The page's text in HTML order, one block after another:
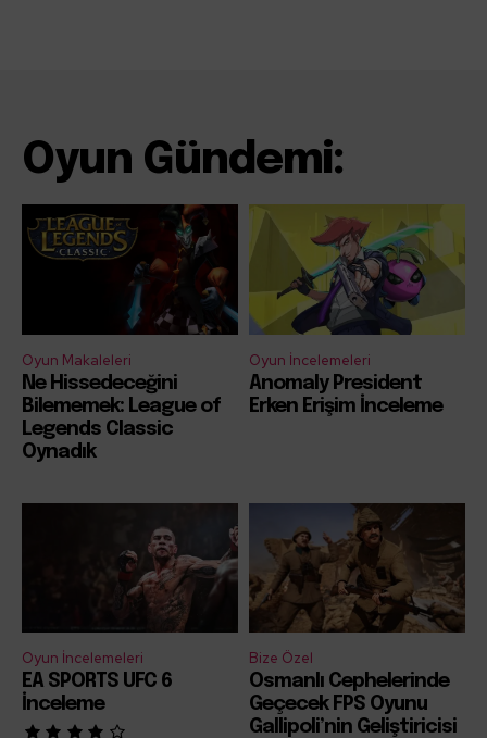
Oyun Gündemi:
Oyun Makaleleri
Ne Hissedeceğini
Bilememek: League of
Legends Classic
Oynadık
Oyun İncelemeleri
Anomaly President
Erken Erişim İnceleme
Oyun İncelemeleri
EA SPORTS UFC 6
İnceleme
Bize Özel
Osmanlı Cephelerinde
Geçecek FPS Oyunu
Gallipoli’nin Geliştiricisi